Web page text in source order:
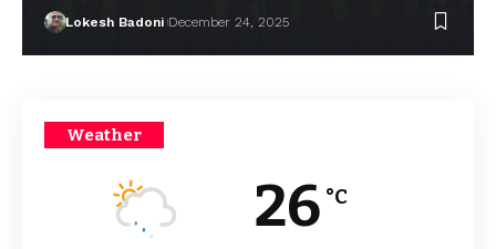
Lokesh Badoni December 24, 2025
Weather
26 °C